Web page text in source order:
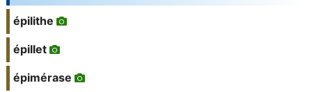
épilithe
épillet
épimérase